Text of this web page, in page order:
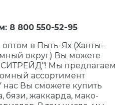
8 800 550-52-95
в Пыть-Ях (Ханты-
округ) Вы можете
Мы предлагаем
ассортимент
нас Вы сможете купить
бязи, жаккарда, мако-